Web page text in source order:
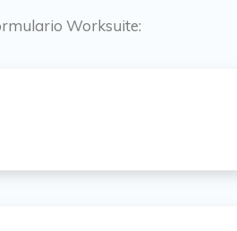
Worksuite: